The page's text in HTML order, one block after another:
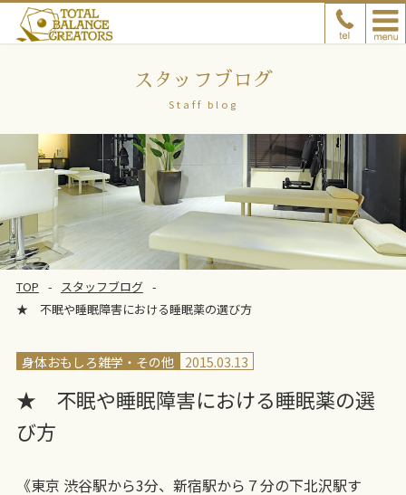
スタッフブログ
Staff blog
TOP
スタッフブログ
★ 不眠や睡眠障害における睡眠薬の選び方
身体おもしろ雑学 その他 2015.03.13
★ 不眠や睡眠障害における睡眠薬の選
び方
《東京 渋谷駅から3分、新宿駅から７分の下北沢駅す